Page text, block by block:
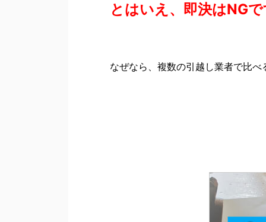
とはいえ、即決はNGで
なぜなら、複数の引越し業者で比